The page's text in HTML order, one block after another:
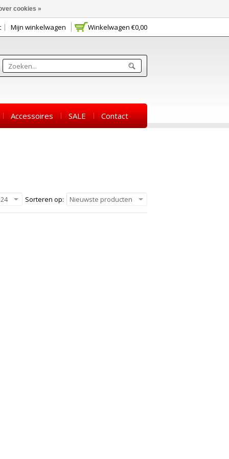
Winkelwagen €0,00
Mijn winkelwagen
Accessoires SALE Contact
Sorteren op: Nieuwste producten
24
cookies »